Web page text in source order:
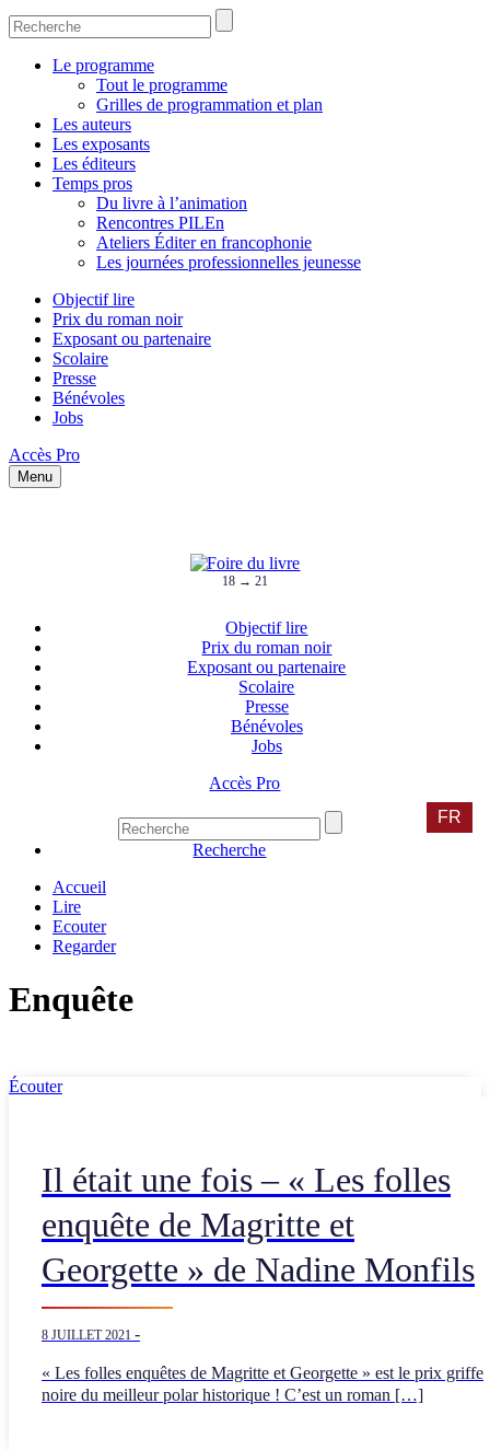
Le programme
Tout le programme
Grilles de programmation et plan
Les auteurs
Les exposants
Les éditeurs
Temps pros
Du livre à l’animation
Rencontres PILEn
Ateliers Éditer en francophonie
Les journées professionnelles jeunesse
Objectif lire
Prix du roman noir
Exposant ou partenaire
Scolaire
Presse
Bénévoles
Jobs
Accès Pro
Menu
18 → 21
Objectif lire
Prix du roman noir
Exposant ou partenaire
Scolaire
Presse
Bénévoles
Jobs
Accès Pro
FR
Recherche
Accueil
Lire
Ecouter
Regarder
Enquête
Écouter
Il était une fois – « Les folles
enquête de Magritte et
Georgette » de Nadine Monfils
8 JUILLET 2021 -
« Les folles enquêtes de Magritte et Georgette » est le prix griffe
noire du meilleur polar historique ! C’est un roman […]